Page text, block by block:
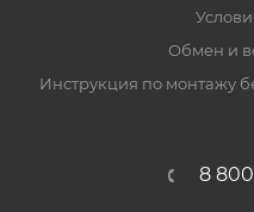
Обмен и
Инструкция по монтажу
8